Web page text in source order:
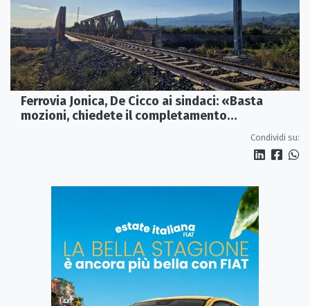
Ferrovia Jonica, De Cicco ai sindaci: «Basta
mozioni, chiedete il completamento
Condividi su: